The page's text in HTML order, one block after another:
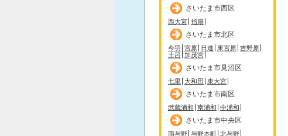
さいたま市西区
西大宮 指扇
さいたま市北区
今羽 宮原 日進 東宮原 吉野原
土呂 加茂宮
さいたま市見沼区
七里 大和田 東大宮
さいたま市南区
武蔵浦和 南浦和 中浦和
さいたま市中央区
南与野 与野本町 北与野